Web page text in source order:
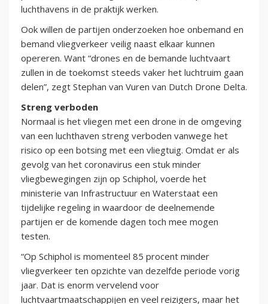
luchthavens in de praktijk werken.
Ook willen de partijen onderzoeken hoe onbemand en
bemand vliegverkeer veilig naast elkaar kunnen
opereren. Want “drones en de bemande luchtvaart
zullen in de toekomst steeds vaker het luchtruim gaan
delen”, zegt Stephan van Vuren van Dutch Drone Delta.
Streng verboden
Normaal is het vliegen met een drone in de omgeving
van een luchthaven streng verboden vanwege het
risico op een botsing met een vliegtuig. Omdat er als
gevolg van het coronavirus een stuk minder
vliegbewegingen zijn op Schiphol, voerde het
ministerie van Infrastructuur en Waterstaat een
tijdelijke regeling in waardoor de deelnemende
partijen er de komende dagen toch mee mogen
testen.
“Op Schiphol is momenteel 85 procent minder
vliegverkeer ten opzichte van dezelfde periode vorig
jaar. Dat is enorm vervelend voor
luchtvaartmaatschappijen en veel reizigers, maar het